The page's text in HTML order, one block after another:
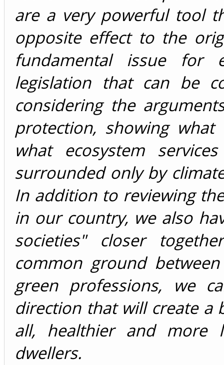
are a very powerful tool
opposite effect to the
fundamental issue for
legislation that can be
considering the
protection, showing
what ecosystem
surrounded only by
In addition to reviewing
in our country, we also
societies" closer
common ground
green professions, we
direction that will create a
all, healthier and more
dwellers.